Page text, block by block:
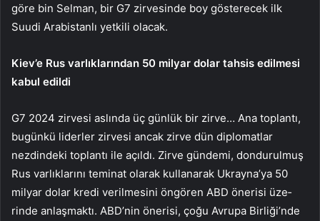
göre bin Selman, bir G7 zirvesinde boy gösterecek ilk
Suudi Arabistanlı yetkili olacak.
Kiev’e Rus varlıklarından 50 milyar dolar tahsis edilmesi
kabul edildi
G7 2024 zirvesi aslında üç günlük bir zirve… Ana top­lantı,
bugünkü liderler zir­vesi ancak zirve dün diplo­matlar
nezdindeki toplantı ile açıldı. Zirve gündemi, dondurulmuş
Rus varlık­larını teminat olarak kulla­narak Ukrayna’ya 50
mil­yar dolar kredi verilmesini öngören ABD önerisi üze­
rinde anlaşmaktı. ABD’nin önerisi, çoğu Avrupa Birli­ği’nde